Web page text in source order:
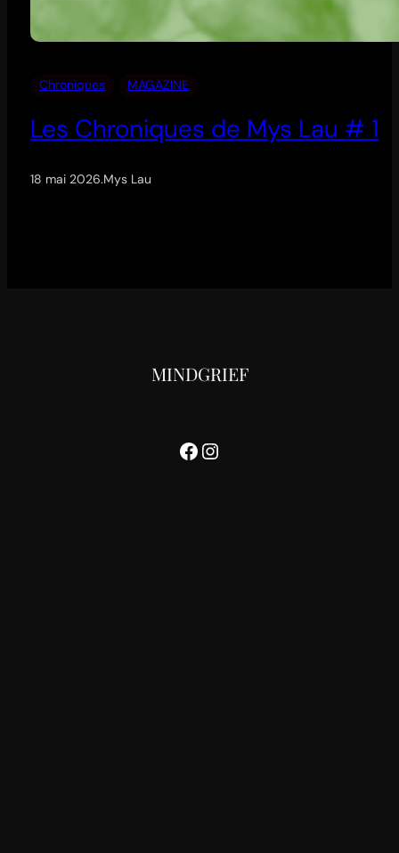
Chroniques MAGAZINE
Les Chroniques de Mys Lau # 1
18 mai 2026.Mys Lau
MINDGRIEF
Facebook
Instagram